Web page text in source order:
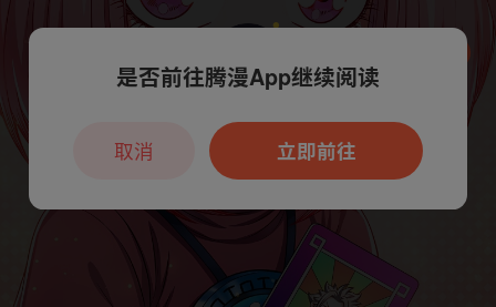
本章节仅支持App阅读，可打开App新用
户7天免费看
是否前往腾漫App继续阅读
立即前往
取消